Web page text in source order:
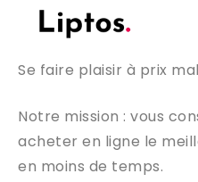
Se faire plaisir à prix
Notre mission : vous
acheter en ligne le
en moins de temps.